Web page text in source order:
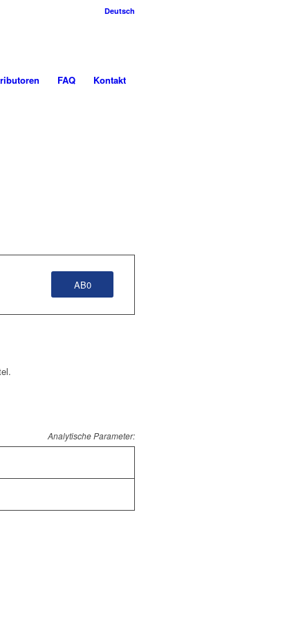
Deutsch
FAQ Kontakt
AB0
Analytische Parameter: